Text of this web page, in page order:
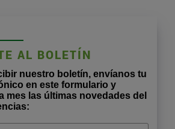
AL BOLETÍN
nuestro boletín, envíanos tu
en este formulario y
mes las últimas novedades del